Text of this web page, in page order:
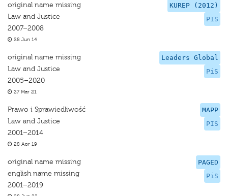
KUREP (2012)
PIS
original name missing
Law and Justice
2007–2008
28 Jun 14
Leaders Global
PiS
original name missing
Law and Justice
2005–2020
27 Mar 21
MAPP
PIS
Prawo i Sprawiedliwość
Law and Justice
2001–2014
28 Apr 19
PAGED
PiS
original name missing
english name missing
2001–2019